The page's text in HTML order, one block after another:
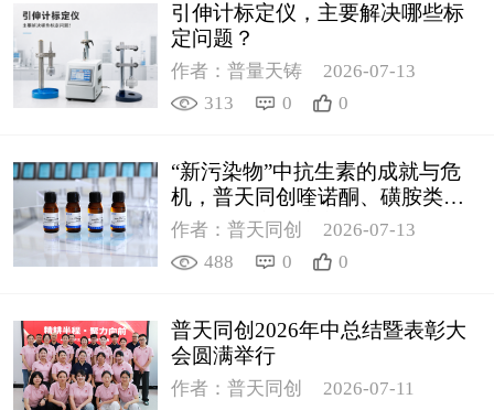
引伸计标定仪，主要解决哪些标
定问题？
作者：普量天铸
2026-07-13
313
0 0
“新污染物”中抗生素的成就与危
机，普天同创喹诺酮、磺胺类质
控新品筑牢环境安全防线
作者：普天同创
2026-07-13
488
0 0
普天同创2026年中总结暨表彰大
会圆满举行
作者：普天同创
2026-07-11